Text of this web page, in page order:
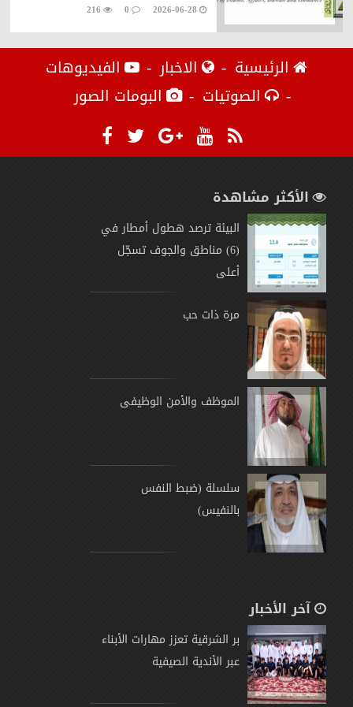
2026-06-28
0
216
الرئيسية الاخبار
الفيديوهات
الصوتيات
البومات الصور
الأكثر مشاهدة
البيئة ترصد هطول أمطار في
(6) مناطق والجوف تسجّل
أعلى
مرة ذات حب
الموظف والأمن الوظيفى
سلسلة (ضبط النفس
بالنفيس)
آخر الأخبار
بر الشرقية تعزز مهارات الأبناء
عبر الأندية الصيفية